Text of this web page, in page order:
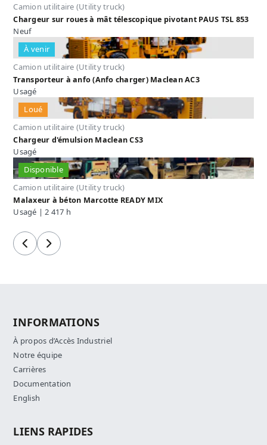
Camion utilitaire (Utility truck)
Chargeur sur roues à mât télescopique pivotant PAUS TSL 853
Neuf
À venir
Camion utilitaire (Utility truck)
Transporteur à anfo (Anfo charger) Maclean AC3
Usagé
Loué
Camion utilitaire (Utility truck)
Chargeur d'émulsion Maclean CS3
Usagé
Disponible
Camion utilitaire (Utility truck)
Malaxeur à béton Marcotte READY MIX
Usagé | 2 417 h
PrécédentSuivant
INFORMATIONS
À propos d’Accès Industriel
Notre équipe
Carrières
Documentation
English
LIENS RAPIDES